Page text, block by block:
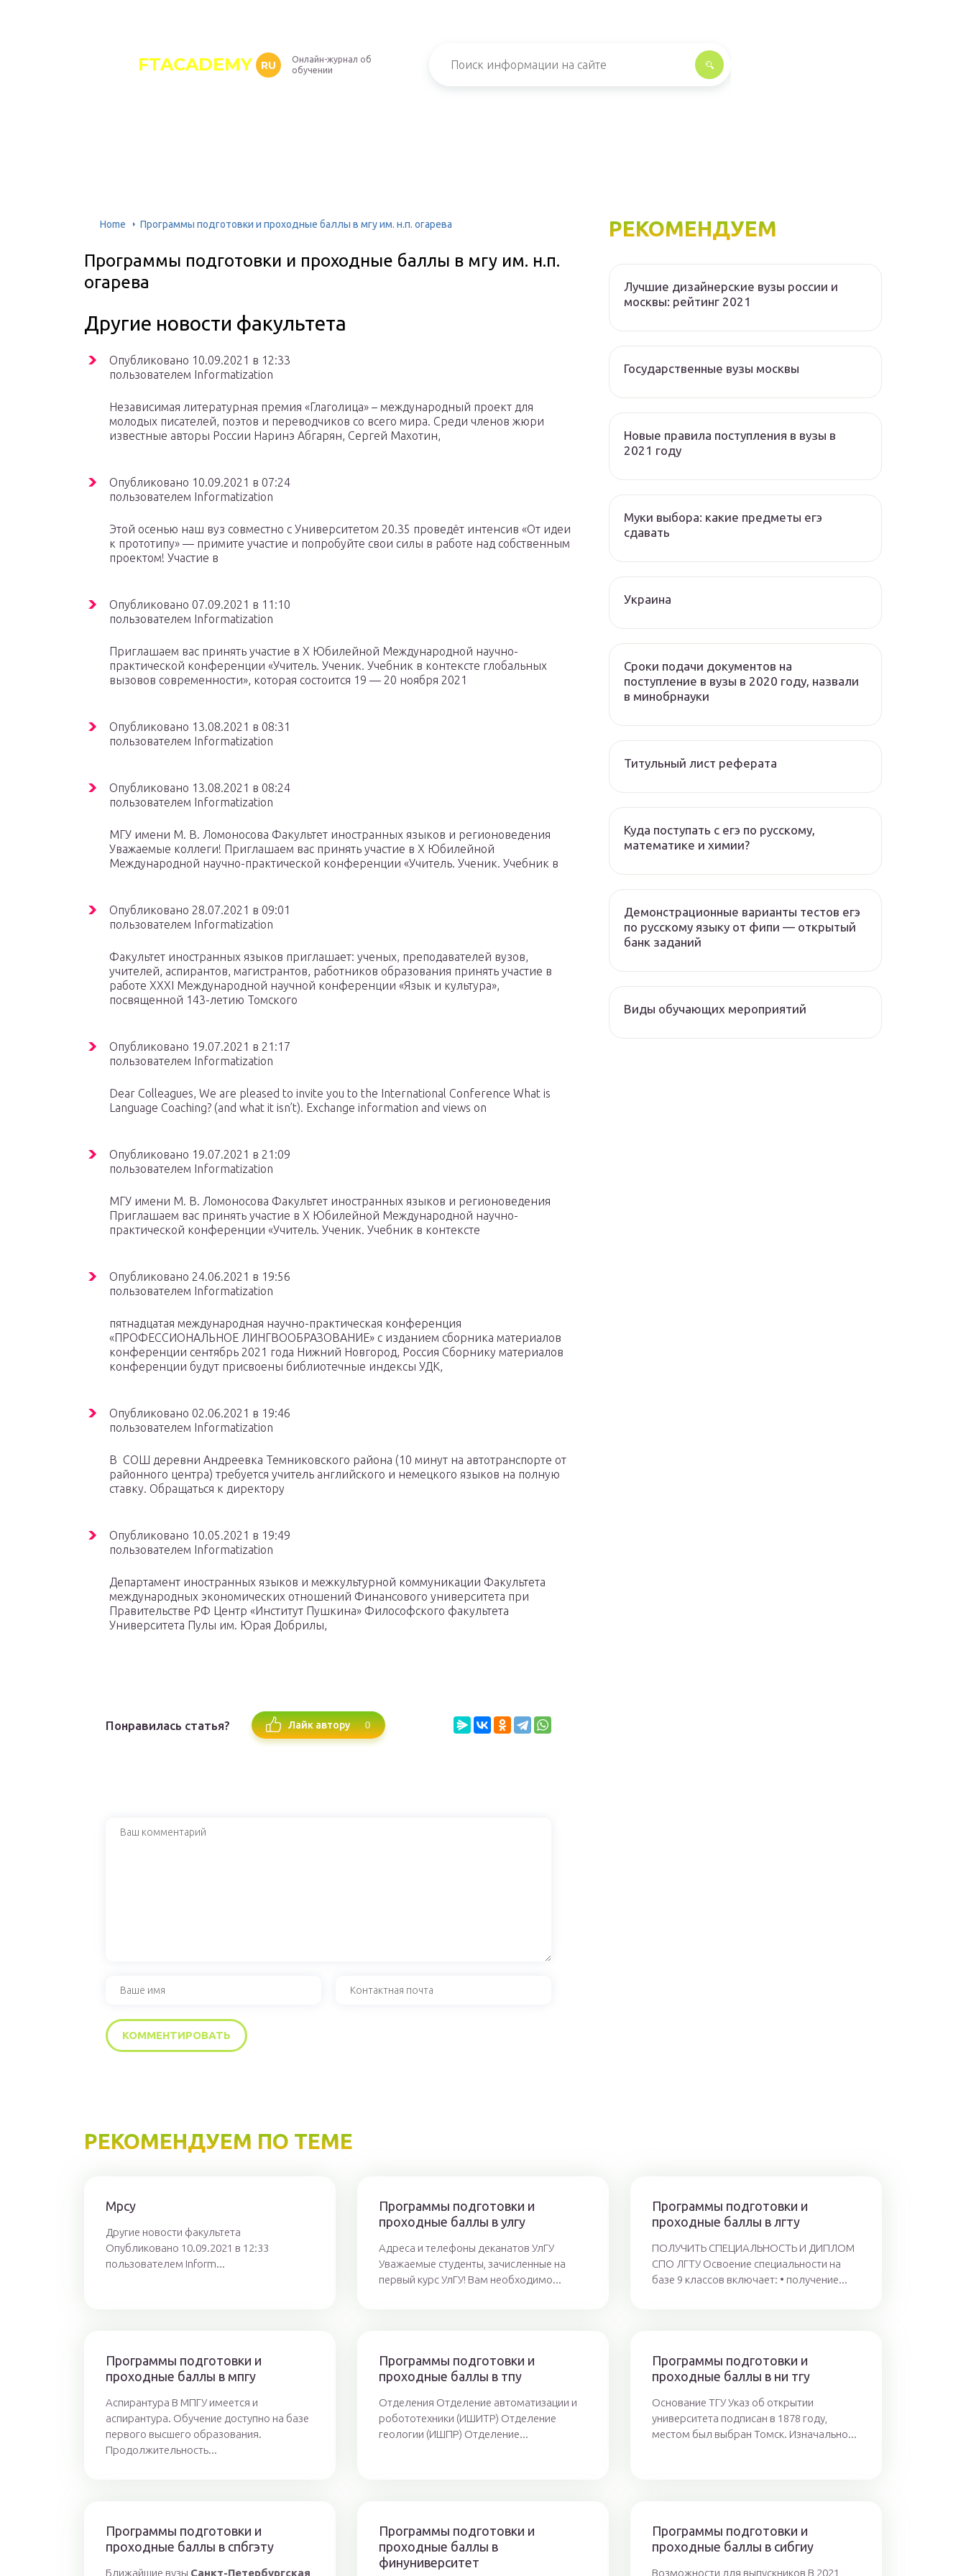
FTACADEMY RU
Онлайн-журнал об
обучении
Home Программы подготовки и проходные баллы в мгу им. н.п. огарева
Программы подготовки и проходные баллы в мгу им. н.п.
огарева
Другие новости факультета
Опубликовано 10.09.2021 в 12:33
пользователем Informatization
Независимая литературная премия «Глаголица» – международный проект для
молодых писателей, поэтов и переводчиков со всего мира. Среди членов жюри
известные авторы России Наринэ Абгарян, Сергей Махотин,
Опубликовано 10.09.2021 в 07:24
пользователем Informatization
Этой осенью наш вуз совместно с Университетом 20.35 проведёт интенсив «От идеи
к прототипу» — примите участие и попробуйте свои силы в работе над собственным
проектом! Участие в
Опубликовано 07.09.2021 в 11:10
пользователем Informatization
Приглашаем вас принять участие в X Юбилейной Международной научно-
практической конференции «Учитель. Ученик. Учебник в контексте глобальных
вызовов современности», которая состоится 19 — 20 ноября 2021
Опубликовано 13.08.2021 в 08:31
пользователем Informatization
Опубликовано 13.08.2021 в 08:24
пользователем Informatization
МГУ имени М. В. Ломоносова Факультет иностранных языков и регионоведения
Уважаемые коллеги! Приглашаем вас принять участие в X Юбилейной
Международной научно-практической конференции «Учитель. Ученик. Учебник в
Опубликовано 28.07.2021 в 09:01
пользователем Informatization
Факультет иностранных языков приглашает: ученых, преподавателей вузов,
учителей, аспирантов, магистрантов, работников образования принять участие в
работе XXXI Международной научной конференции «Язык и культура»,
посвященной 143-летию Томского
Опубликовано 19.07.2021 в 21:17
пользователем Informatization
Dear Colleagues, We are pleased to invite you to the International Conference What is
Language Coaching? (and what it isn’t). Exchange information and views on
Опубликовано 19.07.2021 в 21:09
пользователем Informatization
МГУ имени М. В. Ломоносова Факультет иностранных языков и регионоведения
Приглашаем вас принять участие в X Юбилейной Международной научно-
практической конференции «Учитель. Ученик. Учебник в контексте
Опубликовано 24.06.2021 в 19:56
пользователем Informatization
пятнадцатая международная научно-практическая конференция
«ПРОФЕССИОНАЛЬНОЕ ЛИНГВООБРАЗОВАНИЕ» с изданием сборника материалов
конференции сентябрь 2021 года Нижний Новгород, Россия Сборнику материалов
конференции будут присвоены библиотечные индексы УДК,
Опубликовано 02.06.2021 в 19:46
пользователем Informatization
В СОШ деревни Андреевка Темниковского района (10 минут на автотранспорте от
районного центра) требуется учитель английского и немецкого языков на полную
ставку. Обращаться к директору
Опубликовано 10.05.2021 в 19:49
пользователем Informatization
Департамент иностранных языков и межкультурной коммуникации Факультета
международных экономических отношений Финансового университета при
Правительстве РФ Центр «Институт Пушкина» Философского факультета
Университета Пулы им. Юрая Добрилы,
Понравилась статья? Лайк автору 0
РЕКОМЕНДУЕМ
Лучшие дизайнерские вузы россии и
москвы: рейтинг 2021
Государственные вузы москвы
Новые правила поступления в вузы в
2021 году
Муки выбора: какие предметы егэ
сдавать
Украина
Сроки подачи документов на
поступление в вузы в 2020 году, назвали
в минобрнауки
Титульный лист реферата
Куда поступать с егэ по русскому,
математике и химии?
Демонстрационные варианты тестов егэ
по русскому языку от фипи — открытый
банк заданий
Виды обучающих мероприятий
РЕКОМЕНДУЕМ ПО ТЕМЕ
Мрсу
Другие новости факультета
Опубликовано 10.09.2021 в 12:33
пользователем Inform...
Программы подготовки и
проходные баллы в улгу
Адреса и телефоны деканатов УлГУ
Уважаемые студенты, зачисленные на
первый курс УлГУ! Вам необходимо...
Программы подготовки и
проходные баллы в лгту
ПОЛУЧИТЬ СПЕЦИАЛЬНОСТЬ И ДИПЛОМ
СПО ЛГТУ Освоение специальности на
базе 9 классов включает: • получение...
Программы подготовки и
проходные баллы в мпгу
Аспирантура В МПГУ имеется и
аспирантура. Обучение доступно на базе
первого высшего образования.
Продолжительность...
Программы подготовки и
проходные баллы в тпу
Отделения Отделение автоматизации и
робототехники (ИШИТР) Отделение
геологии (ИШПР) Отделение...
Программы подготовки и
проходные баллы в ни тгу
Основание ТГУ Указ об открытии
университета подписан в 1878 году,
местом был выбран Томск. Изначально...
Программы подготовки и
проходные баллы в спбгэту
Ближайшие вузы Санкт-Петербургская
Программы подготовки и
проходные баллы в
финуниверситет
Программы подготовки и
проходные баллы в сибгиу
Возможности для выпускников В 2021